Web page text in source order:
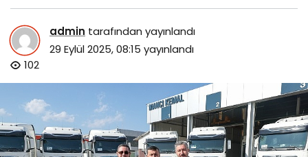
admin tarafından yayınlandı
29 Eylül 2025, 08:15 yayınlandı
102